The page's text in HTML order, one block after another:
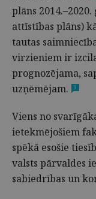
plāns
attīstības plāns)
tautas
virzieniem ir
prognozējama,
uzņēmējam.
3
Viens no
ietekmējošiem
spēkā esošie
valsts pārvaldes
sabiedrības un